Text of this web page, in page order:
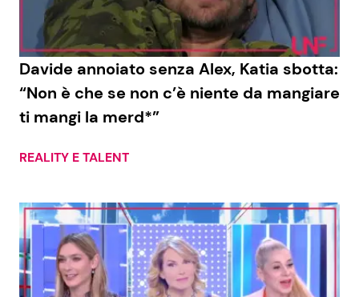
Davide annoiato senza Alex, Katia sbotta:
“Non è che se non c’è niente da mangiare
ti mangi la merd*”
REALITY E TALENT